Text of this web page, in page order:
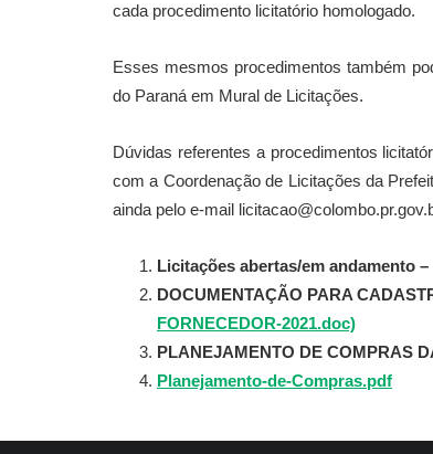
cada procedimento licitatório homologado.
Esses mesmos procedimentos também
do Paraná em Mural de Licitações.
Dúvidas referentes a procedimentos
com a Coordenação de Licitações da
ainda pelo e-mail
Licitações abertas/em andamento
DOCUMENTAÇÃO PARA
FORNECEDOR-2021.doc)
PLANEJAMENTO DE COMPRAS
Planejamento-de-Compras.pdf